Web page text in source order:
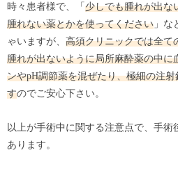
時々患者様で、「 少しでも腫れが出な
腫れない薬とかを使ってください 」な
ゃいますが、 高須クリニックでは全て
腫れが出ないように局所麻酔薬の中に
ンやpH調節薬を混ぜたり、極細の注
すのでご安心下さい。
以上が手術中に関する注意点で、手術
あります。